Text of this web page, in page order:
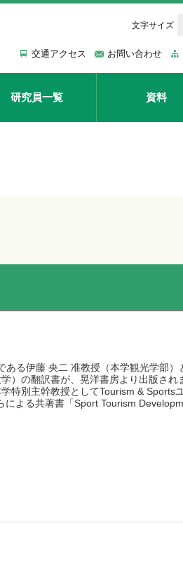
文字サイズ
交通アクセス お問い合わせ
研究員一覧 資料
ある伊藤 央二 准教授（本学観光学部）
）の翻訳書が、晃洋書房より出版され
特別主幹教授としてTourism & Sports
よる共著書「Sport Tourism